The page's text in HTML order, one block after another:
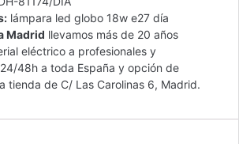
lámpara led globo 18w e27 día
Madrid llevamos más de 20 años
eléctrico a profesionales y
48h a toda España y opción de
tienda de C/ Las Carolinas 6, Madrid.